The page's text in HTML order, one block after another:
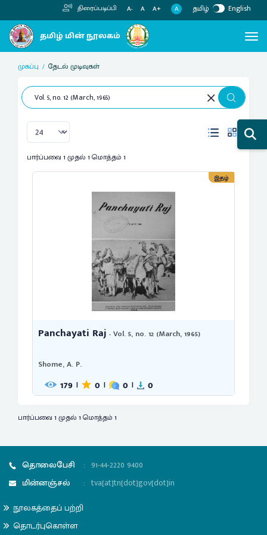
திரைப்படிப்பி A- A A+ A தமிழ் English
முகப்பு தேடல் முடிவுகள்
பார்ப்பவை 1 முதல் 1 மொத்தம் 1
இதழ்
Panchayati Raj - Vol. 5, no. 12 (March, 1965)
Shome, A. P.
179 | 0 | 0 | 0
பார்ப்பவை 1 முதல் 1 மொத்தம் 1
தொலைபேசி : 91-44-2220 9400
மின்னஞ்சல்
: tva[at]tn[dot]gov[dot]in
நூலகத்தைப் பற்றி
தொடர்புகொள்ள